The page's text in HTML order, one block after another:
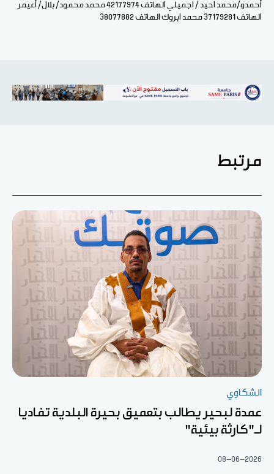
أحمدو/محمد احيد / اجميلي الهاتف 42177974 محمد محمود/ بلال/ أعيمر
الهاتف 37179281 محمد ابروك الهاتف 38077882
مرتبط
الشكاوي
عمدة لبحير يطالب بتعميق بحيرة البلدية تفاديا
لـ"كارثة بيئية"
08-06-2026